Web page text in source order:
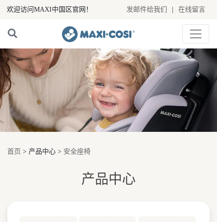
欢迎访问MAXI中国区官网！ 发邮件给我们 在线留言
首页 > 产品中心 > 安全座椅
产品中心